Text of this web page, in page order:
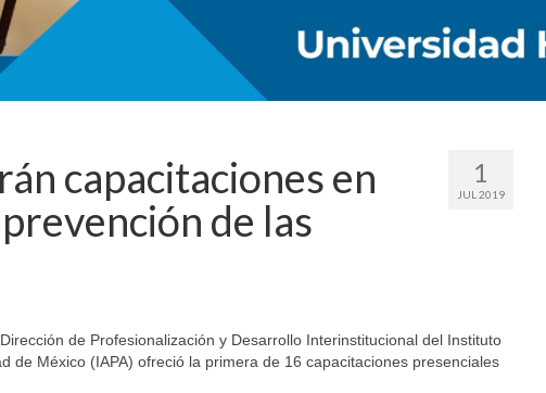
1
JUL 2019
capacitaciones en
de las
de Profesionalización y Desarrollo Interinstitucional del Instituto
de México (IAPA) ofreció la primera de 16 capacitaciones presenciales